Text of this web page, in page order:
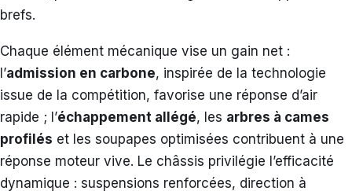
brefs.
Chaque élément mécanique vise un gain net :
l’admission en carbone, inspirée de la technologie
issue de la compétition, favorise une réponse d’air
rapide ; l’échappement allégé, les arbres à cames
profilés et les soupapes optimisées contribuent à une
réponse moteur vive. Le châssis privilégie l’efficacité
dynamique : suspensions renforcées, direction à